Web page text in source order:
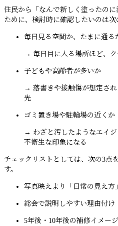
住民から「なんで新しく塗ったの
ために、検討時に確認したいのは次
毎日見る空間か、たまに通る
→ 毎日目に入る場所ほど、
子どもや高齢者が多いか
→ 落書きや接触傷が想定さ
先
ゴミ置き場や駐輪場の近くか
→ わざと汚したようなエイ
不衛生な印象になる
チェックリストとしては、次の3点
す。
写真映えより「日常の見え方
総会で説明しやすい理由付
5年後・10年後の補修イメー